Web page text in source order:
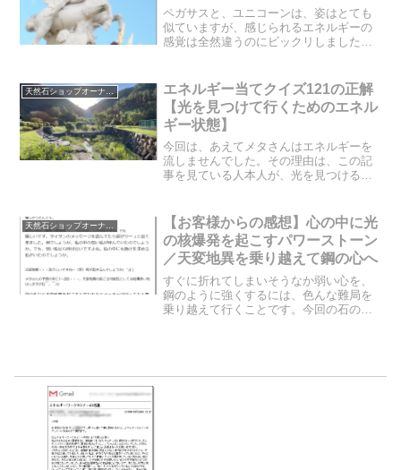
ペガサスと、ユニコーンは、姿はとても
似ていますが、感じられるエネルギーの
感覚は全然違うのにビックリしました。
の住む次元とは、いったいどういう次元
なのでしょうか？そして、...
天然石ショップオーナーのブログ
エネルギー当てクイズ121の正解
【光を見つけて行くためのエネル
ギー状態】
今回は、あえてメタさんはエネルギーを
流しませんでした。その理由は、この記
事を見ている人本人が、光を見つけるた
ルギー状態とはいったいどういう状態な
のでしょうか？
【お客様からの感想】心の中に光
の核爆発を起こすパワーストーン
／天変地異を乗り越えて鋼の心へ
すぐに折れてしまいそうなか弱い心を、
鋼のように強くするには、色んな難局を
乗り越えて行くことです。今回の石のリ